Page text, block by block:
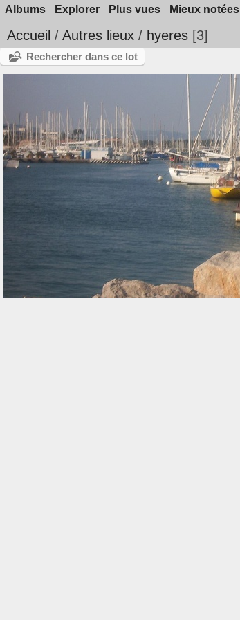
Albums Explorer Plus vues Mieux notées
Accueil / Autres lieux / hyeres 3
Rechercher dans ce lot